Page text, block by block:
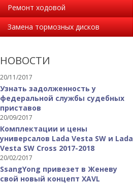
Ремонт ходовой
Замена тормозных дисков
НОВОСТИ
20/11/2017
Узнать задолженность у
федеральной службы судебных
приставов
20/09/2017
Комплектации и цены
универсалов Lada Vesta SW и Lada
Vesta SW Cross 2017-2018
20/02/2017
SsangYong привезет в Женеву
свой новый концепт XAVL